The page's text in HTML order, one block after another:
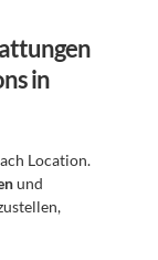
in
Location.
und